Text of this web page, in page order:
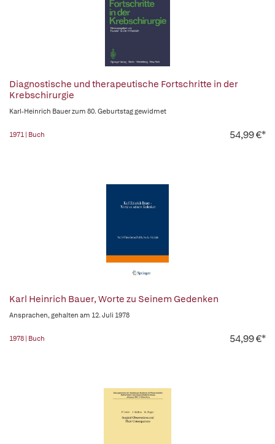
Diagnostische und therapeutische Fortschritte in der
Krebschirurgie
Karl-Heinrich Bauer zum 80. Geburtstag gewidmet
1971 | Buch 54,99 €*
Karl Heinrich Bauer, Worte zu Seinem Gedenken
Ansprachen, gehalten am 12. Juli 1978
1978 | Buch 54,99 €*